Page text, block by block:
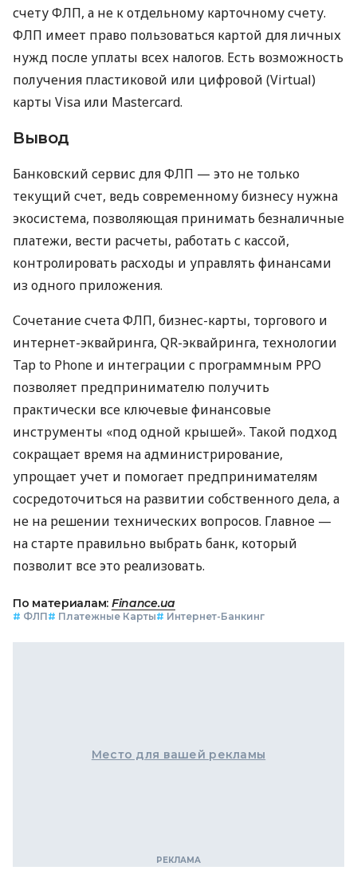
счету ФЛП, а не к отдельному карточному счету.
ФЛП имеет право пользоваться картой для личных
нужд после уплаты всех налогов. Есть возможность
получения пластиковой или цифровой (Virtual)
карты Visa или Mastercard.
Вывод
Банковский сервис для ФЛП — это не только
текущий счет, ведь современному бизнесу нужна
экосистема, позволяющая принимать безналичные
платежи, вести расчеты, работать с кассой,
контролировать расходы и управлять финансами
из одного приложения.
Сочетание счета ФЛП, бизнес-карты, торгового и
интернет-эквайринга, QR-эквайринга, технологии
Tap to Phone и интеграции с программным РРО
позволяет предпринимателю получить
практически все ключевые финансовые
инструменты «под одной крышей». Такой подход
сокращает время на администрирование,
упрощает учет и помогает предпринимателям
сосредоточиться на развитии собственного дела, а
не на решении технических вопросов. Главное —
на старте правильно выбрать банк, который
позволит все это реализовать.
По материалам: Finance.ua
# ФЛП# Платежные Карты# Интернет-Банкинг
Место для вашей рекламы